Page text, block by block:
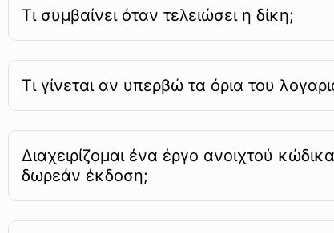
Τι συμβαίνει όταν τελειώσει η δίκη;
Τι γίνεται αν υπερβώ τα όρια του
Διαχειρίζομαι ένα έργο ανοιχτού
δωρεάν έκδοση;